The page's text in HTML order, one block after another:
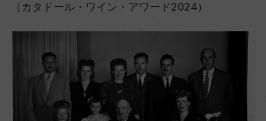
（カタドール・ワイン・アワード2024）